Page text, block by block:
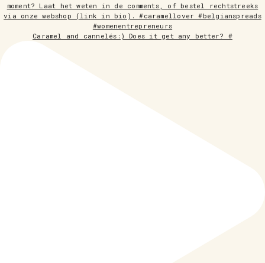
Caramel and cannelés:) Does it get any better? #